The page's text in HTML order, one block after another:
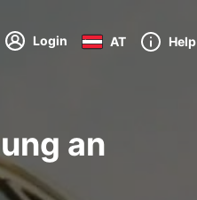
Login AT Help
an